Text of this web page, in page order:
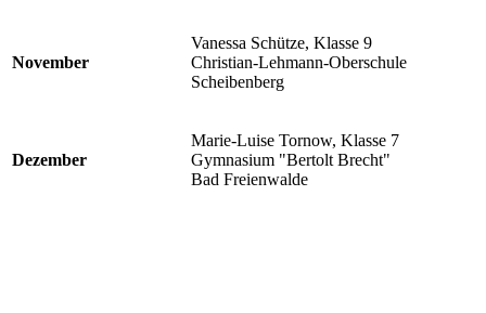
November
Vanessa Schütze, Klasse 9
Christian-Lehmann-Oberschule
Scheibenberg
Dezember
Marie-Luise Tornow, Klasse 7
Gymnasium "Bertolt Brecht"
Bad Freienwalde